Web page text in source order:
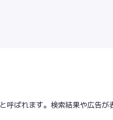
と呼ばれます。検索結果や広告が